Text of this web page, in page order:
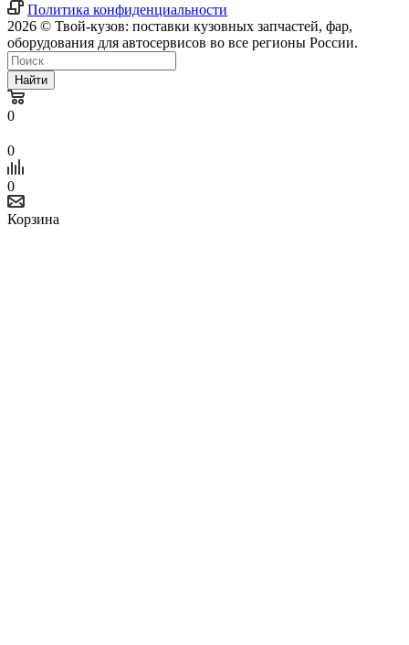
Политика конфиденциальности
2026 © Твой-кузов: поставки кузовных запчастей, фар,
оборудования для автосервисов во все регионы России.
Найти
0
0
0
Корзина